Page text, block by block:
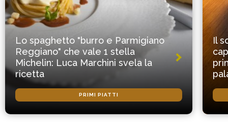
Lo spaghetto "burro e Parmigiano
Reggiano" che vale 1 stella
Michelin: Luca Marchini svela la
ricetta
PRIMI PIATTI
Il